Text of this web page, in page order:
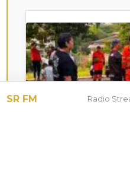
SR FM Radio